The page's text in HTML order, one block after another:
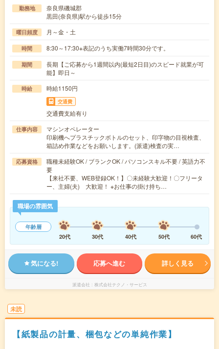
勤務地
奈良県磯城郡
黒田(奈良県)駅から徒歩15分
曜日頻度 月～金・土
時間 8:30～17:30※表記のうち実働7時間30分です。
期間
長期【ご応募から1週間以内(最短2日目)のスピード就業が可
能】即日～
時給 時給1150円
交通費
交通費支給有り
仕事内容
マシンオペレーター
印刷機へプラスチックボトルのセット、印字物の目視検査、
箱詰め作業などをお願いします。(派遣)検査の実…
応募資格
職種未経験OK / ブランクOK / パソコンスキル不要 / 英語力不
要
【来社不要、WEB登録OK！】〇未経験大歓迎！〇フリータ
ー、主婦(夫) 大歓迎！ ※お仕事の掛け持ち…
職場の雰囲気
年齢層
20代
30代 40代 50代 60代
気になる! 応募へ進む 詳しく見る
派遣会社 株式会社テクノ・サービス
未読
【紙製品の計量、梱包などの単純作業】